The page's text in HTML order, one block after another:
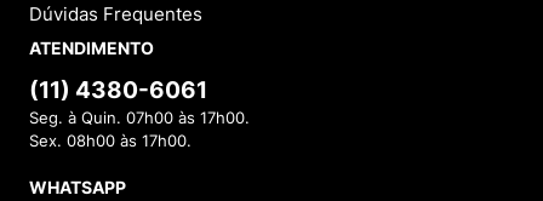
Dúvidas Frequentes
ATENDIMENTO
(11) 4380-6061
Seg. à Quin. 07h00 às 17h00.
Sex. 08h00 às 17h00.
WHATSAPP